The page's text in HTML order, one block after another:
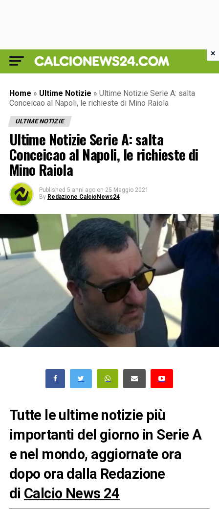
Home » Ultime Notizie » Ultime Notizie Serie A: salta
Conceicao al Napoli, le richieste di Mino Raiola
ULTIME NOTIZIE
Ultime Notizie Serie A: salta
Conceicao al Napoli, le richieste di
Mino Raiola
Published 5 anni ago on 25 Maggio 2021
By Redazione CalcioNews24
Tutte le ultime notizie più
importanti del giorno in Serie A
e nel mondo, aggiornate ora
dopo ora dalla Redazione
di Calcio News 24
×